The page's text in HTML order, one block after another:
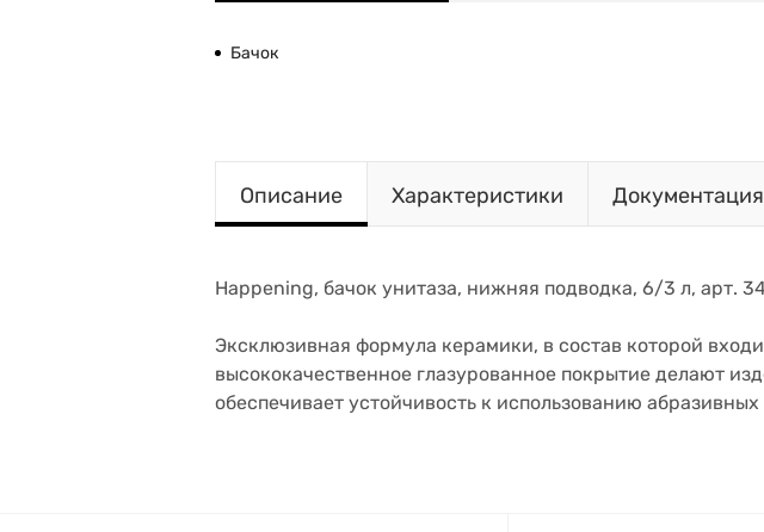
Бачок
Описание Характеристики Документация
Happening, бачок унитаза, нижняя подводка, 6/3 л, арт.
Эксклюзивная формула керамики, в состав которой
высококачественное глазурованное покрытие делают
обеспечивает устойчивость к использованию